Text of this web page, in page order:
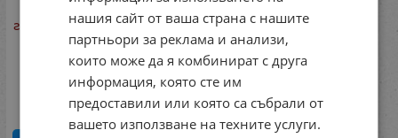
Съществителни,
глаголи и прилагателни,
275 броя
Код: 726944045
€ / 176.02 лв.
нашия сайт от ваша страна с нашите
партньори за реклама и анализи,
които може да я комбинират с друга
информация, която сте им
предоставили или която са събрали от
вашето използване на техните услуги.